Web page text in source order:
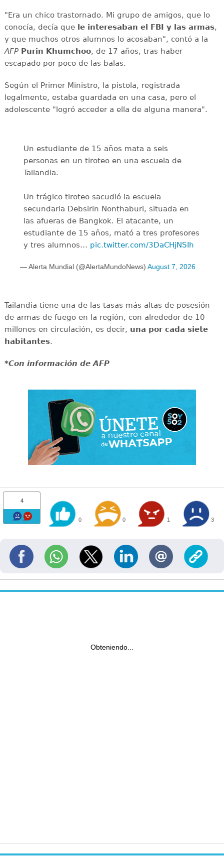
"Era un chico trastornado. Mi grupo de amigos, que lo
conocía, decía que le interesaban el FBI y las armas,
y que muchos otros alumnos lo acosaban", contó a la
AFP Purin Khumchoo, de 17 años, tras haber
escapado por poco de las balas.
Según el Primer Ministro, la pistola, registrada
legalmente, estaba guardada en una casa, pero el
adolescente "logró acceder a ella de alguna manera".
Un estudiante de 15 años mata a seis
personas en un tiroteo en una escuela de
Tailandia.
Un trágico tiroteo sacudió la escuela
secundaria Debsirin Nonthaburi, situada en
las afueras de Bangkok. El atacante, un
estudiante de 15 años, mató a tres profesores
y tres alumnos… pic.twitter.com/3DaCHjNSIh
— Alerta Mundial (@AlertaMundoNews) August 7, 2026
Tailandia tiene una de las tasas más altas de posesión
de armas de fuego en la región, con alrededor de 10
millones en circulación, es decir, una por cada siete
habitantes.
*Con información de AFP
4
0 0 1 3
Obteniendo...